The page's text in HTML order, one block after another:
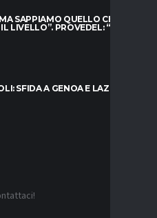
SAPPIAMO QUELLO CHE
LIVELLO”. PROVEDEL: “MESE
SFIDA A GENOA E LAZIO,